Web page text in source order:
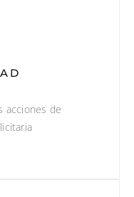
acciones de